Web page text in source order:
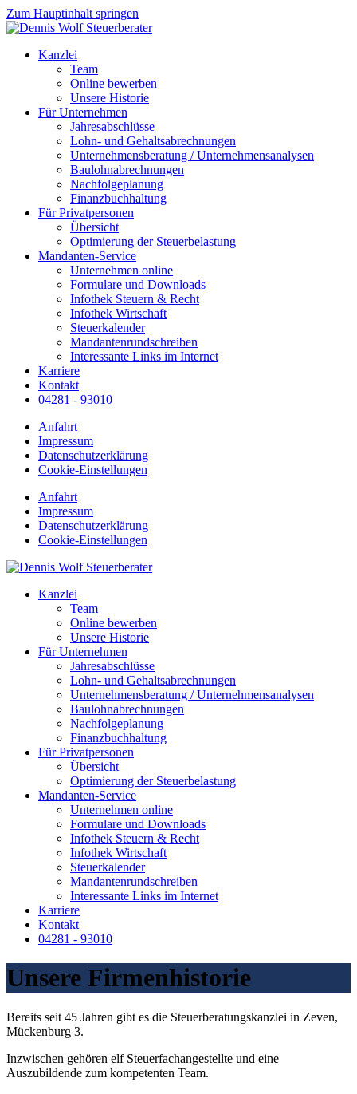
Zum Hauptinhalt springen
Kanzlei
Team
Online bewerben
Unsere Historie
Für Unternehmen
Jahresabschlüsse
Lohn- und Gehaltsabrechnungen
Unternehmensberatung / Unternehmensanalysen
Baulohnabrechnungen
Nachfolgeplanung
Finanzbuchhaltung
Für Privatpersonen
Übersicht
Optimierung der Steuerbelastung
Mandanten-Service
Unternehmen online
Formulare und Downloads
Infothek Steuern & Recht
Infothek Wirtschaft
Steuerkalender
Mandantenrundschreiben
Interessante Links im Internet
Karriere
Kontakt
04281 - 93010
Anfahrt
Impressum
Datenschutzerklärung
Cookie-Einstellungen
Anfahrt
Impressum
Datenschutzerklärung
Cookie-Einstellungen
Kanzlei
Team
Online bewerben
Unsere Historie
Für Unternehmen
Jahresabschlüsse
Lohn- und Gehaltsabrechnungen
Unternehmensberatung / Unternehmensanalysen
Baulohnabrechnungen
Nachfolgeplanung
Finanzbuchhaltung
Für Privatpersonen
Übersicht
Optimierung der Steuerbelastung
Mandanten-Service
Unternehmen online
Formulare und Downloads
Infothek Steuern & Recht
Infothek Wirtschaft
Steuerkalender
Mandantenrundschreiben
Interessante Links im Internet
Karriere
Kontakt
04281 - 93010
Unsere Firmenhistorie
Bereits seit 45 Jahren gibt es die Steuerberatungskanzlei in Zeven,
Mückenburg 3.
Inzwischen gehören elf Steuerfachangestellte und eine
Auszubildende zum kompetenten Team.